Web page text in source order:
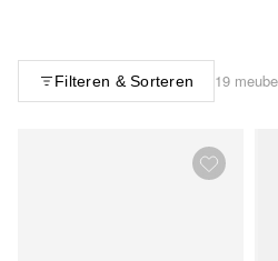
Filteren & Sorteren 19